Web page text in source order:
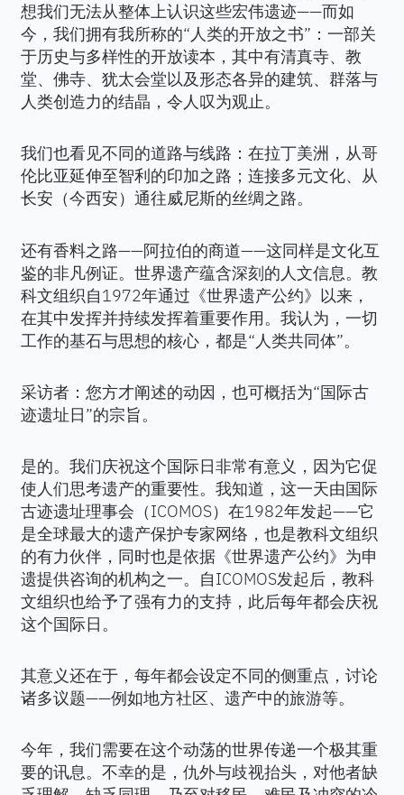
想我们无法从整体上认识这些宏伟遗迹——而如
今，我们拥有我所称的“人类的开放之书”：一部关
于历史与多样性的开放读本，其中有清真寺、教
堂、佛寺、犹太会堂以及形态各异的建筑、群落与
人类创造力的结晶，令人叹为观止。
我们也看见不同的道路与线路：在拉丁美洲，从哥
伦比亚延伸至智利的印加之路；连接多元文化、从
长安（今西安）通往威尼斯的丝绸之路。
还有香料之路——阿拉伯的商道——这同样是文化互
鉴的非凡例证。世界遗产蕴含深刻的人文信息。教
科文组织自1972年通过《世界遗产公约》以来，
在其中发挥并持续发挥着重要作用。我认为，一切
工作的基石与思想的核心，都是“人类共同体”。
采访者：您方才阐述的动因，也可概括为“国际古
迹遗址日”的宗旨。
是的。我们庆祝这个国际日非常有意义，因为它促
使人们思考遗产的重要性。我知道，这一天由国际
古迹遗址理事会（ICOMOS）在1982年发起——它
是全球最大的遗产保护专家网络，也是教科文组织
的有力伙伴，同时也是依据《世界遗产公约》为申
遗提供咨询的机构之一。自ICOMOS发起后，教科
文组织也给予了强有力的支持，此后每年都会庆祝
这个国际日。
其意义还在于，每年都会设定不同的侧重点，讨论
诸多议题——例如地方社区、遗产中的旅游等。
今年，我们需要在这个动荡的世界传递一个极其重
要的讯息。不幸的是，仇外与歧视抬头，对他者缺